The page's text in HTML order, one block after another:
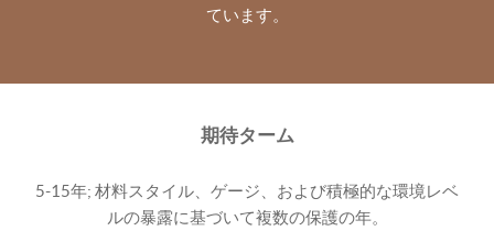
ています。
期待ターム
5-15年; 材料スタイル、ゲージ、および積極的な環境レベ
ルの暴露に基づいて複数の保護の年。